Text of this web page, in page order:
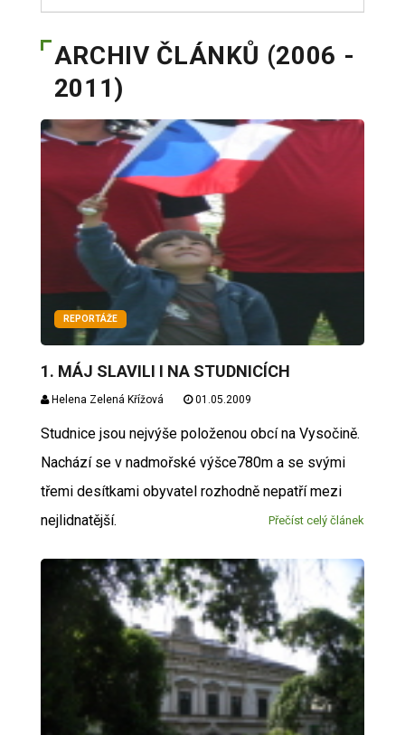
ARCHIV ČLÁNKŮ (2006 -
2011)
REPORTÁŽE
1. MÁJ SLAVILI I NA STUDNICÍCH
Helena Zelená Křížová 01.05.2009
Studnice jsou nejvýše položenou obcí na Vysočině.
Nachází se v nadmořské výšce780m a se svými
třemi desítkami obyvatel rozhodně nepatří mezi
nejlidnatější.
Přečíst celý článek